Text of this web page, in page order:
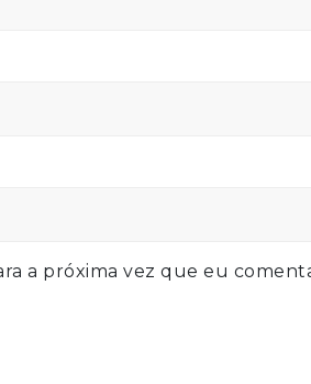
a próxima vez que eu